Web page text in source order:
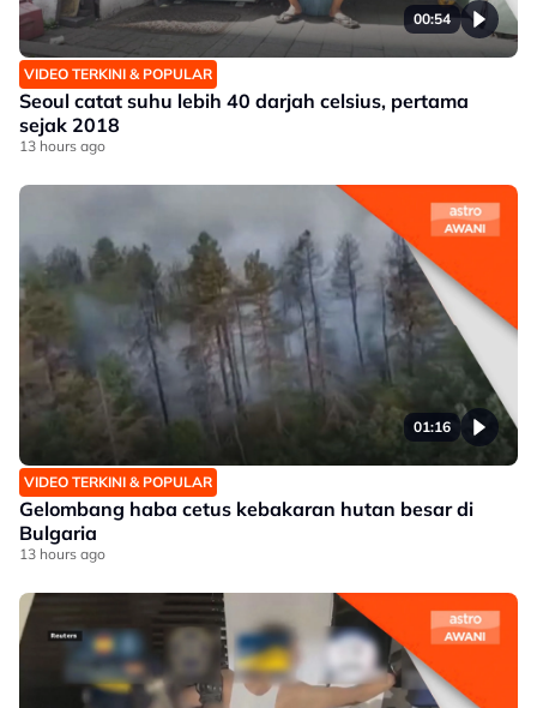
00:54
VIDEO TERKINI & POPULAR
Seoul catat suhu lebih 40 darjah celsius, pertama
sejak 2018
13 hours ago
01:16
VIDEO TERKINI & POPULAR
Gelombang haba cetus kebakaran hutan besar di
Bulgaria
13 hours ago